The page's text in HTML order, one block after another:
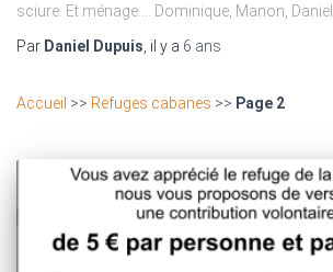
sciure. Et ménage…. Dominique, Manon, Daniel.
Par Daniel Dupuis , il y a 6 ans
Accueil >> Refuges cabanes >> Page 2